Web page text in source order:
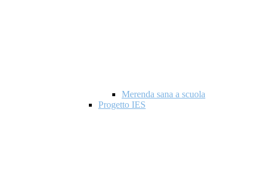
Merenda sana a scuola
Progetto IES